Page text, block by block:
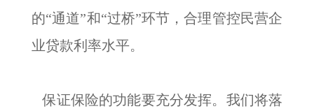
的“通道”和“过桥”环节，合理管控民营企
业贷款利率水平。
保证保险的功能要充分发挥。我们将落